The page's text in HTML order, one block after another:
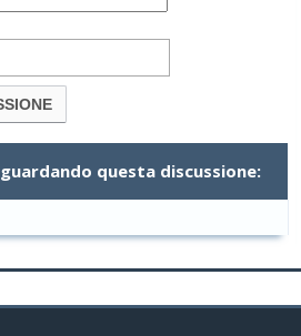
questa discussione: